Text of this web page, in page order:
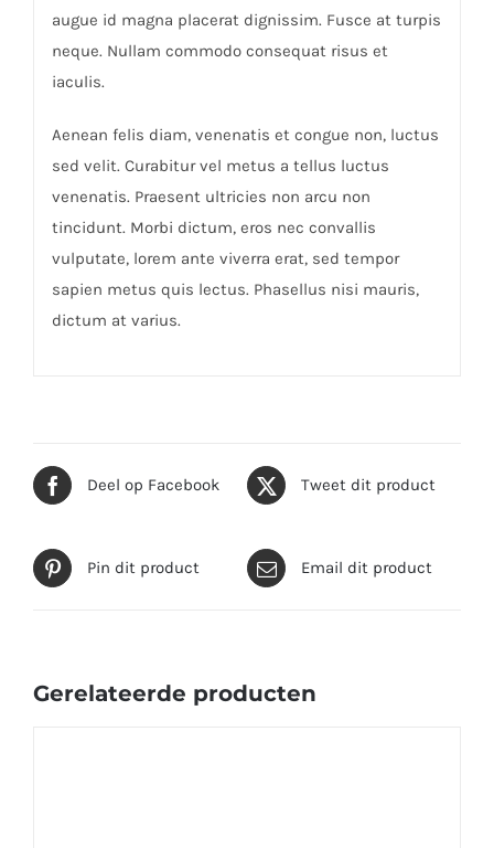
augue id magna placerat dignissim. Fusce at turpis
neque. Nullam commodo consequat risus et
iaculis.
Aenean felis diam, venenatis et congue non, luctus
sed velit. Curabitur vel metus a tellus luctus
venenatis. Praesent ultricies non arcu non
tincidunt. Morbi dictum, eros nec convallis
vulputate, lorem ante viverra erat, sed tempor
sapien metus quis lectus. Phasellus nisi mauris,
dictum at varius.
Deel op Facebook Tweet dit product
Pin dit product Email dit product
Gerelateerde producten